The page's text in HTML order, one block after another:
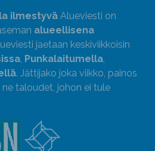
ilmestyvä Alueviesti on
alueellisena
jaetaan keskiviikkoisin
, Punkalaitumella,
. Jättijako joka viikko, painos
taloudet, johon ei tule